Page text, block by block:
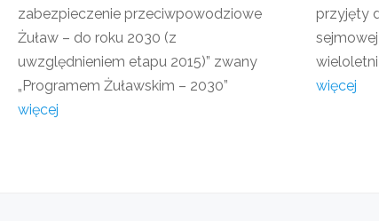
zabezpieczenie przeciwpowodziowe
Żuław – do roku 2030 (z
uwzględnieniem etapu 2015)” zwany
„Programem Żuławskim – 2030”
więcej
przyjęty
więcej